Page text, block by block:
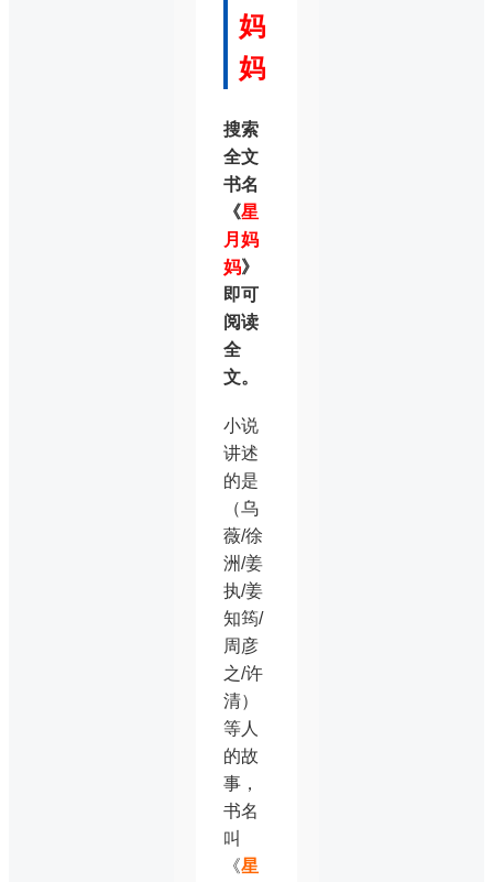
妈
妈
搜索
全文
书名
《星
月妈
妈》
即可
阅读
全
文。
小说
讲述
的是
（乌
薇/徐
洲/姜
执/姜
知筠/
周彦
之/许
清）
等人
的故
事，
书名
叫
《星